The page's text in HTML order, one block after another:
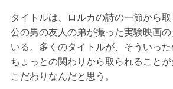
タイトルは、ロルカの詩の一節から
公の男の友人の弟が撮った実験映画
いる。多くのタイトルが、そういっ
ちょっとの関わりから取られること
こだわりなんだと思う。